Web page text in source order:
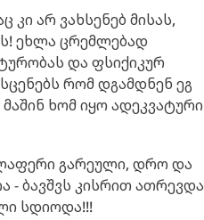
არ ვახსენებ მისას,
ეხლა ცრემლებად
და ფსიქიკურ
რომ დგამდნენ ეგ
ხომ იყო ადეკვატური
გარეული, დრო და
- ბავშვს კისრით ათრევდა
სდიოდა!!!